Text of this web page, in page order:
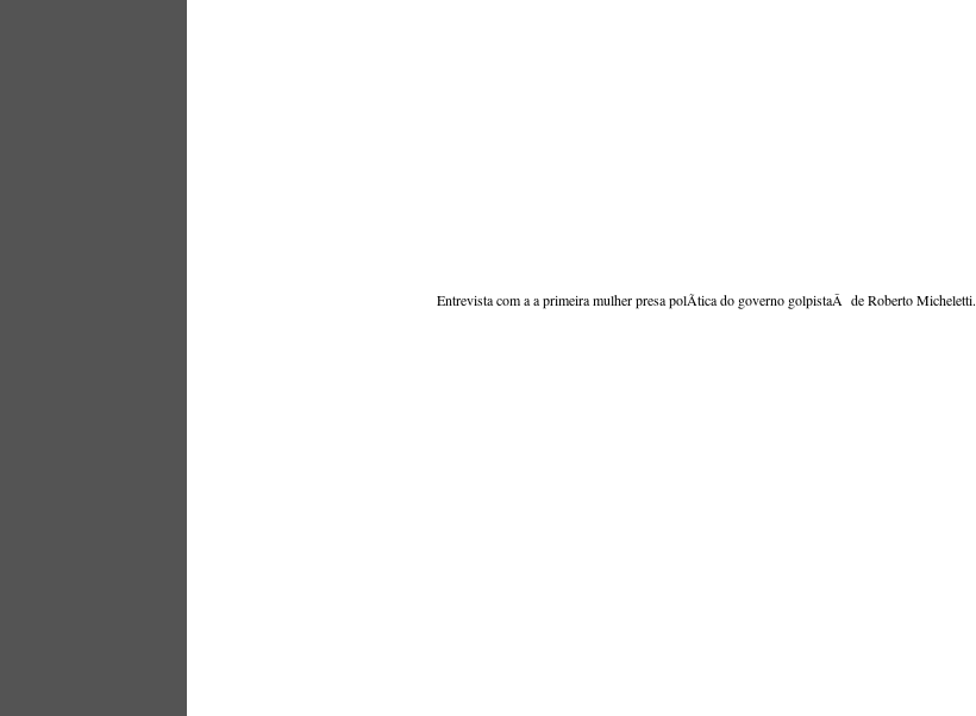
Entrevista com a a primeira mulher presa polÃ­tica do governo golpistaÂ de Roberto Micheletti.